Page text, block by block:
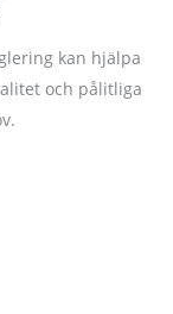
kan hjälpa
och pålitliga